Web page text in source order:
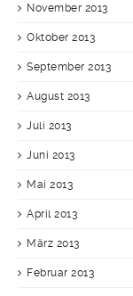
November 2013
Oktober 2013
September 2013
August 2013
Juli 2013
Juni 2013
Mai 2013
April 2013
März 2013
Februar 2013